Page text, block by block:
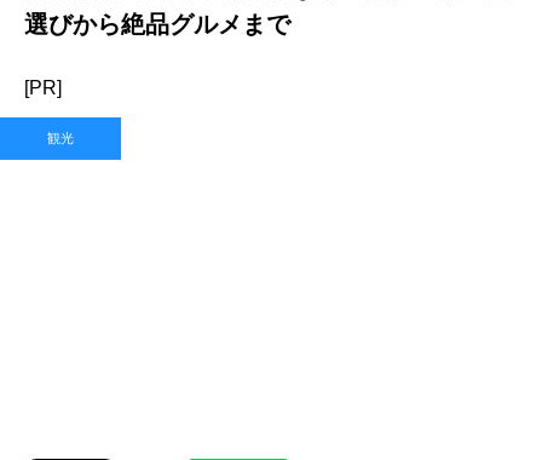
選びから絶品グルメまで
[PR]
観光